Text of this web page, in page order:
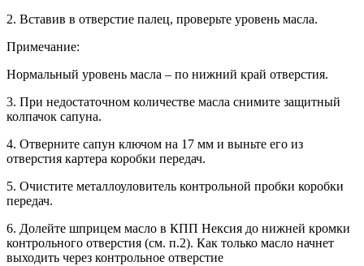
2. Вставив в отверстие палец, проверьте уровень масла.
Примечание:
Нормальный уровень масла – по нижний край отверстия.
3. При недостаточном количестве масла снимите защитный
колпачок сапуна.
4. Отверните сапун ключом на 17 мм и выньте его из
отверстия картера коробки передач.
5. Очистите металлоуловитель контрольной пробки коробки
передач.
6. Долейте шприцем масло в КПП Нексия до нижней кромки
контрольного отверстия (см. п.2). Как только масло начнет
выходить через контрольное отверстие